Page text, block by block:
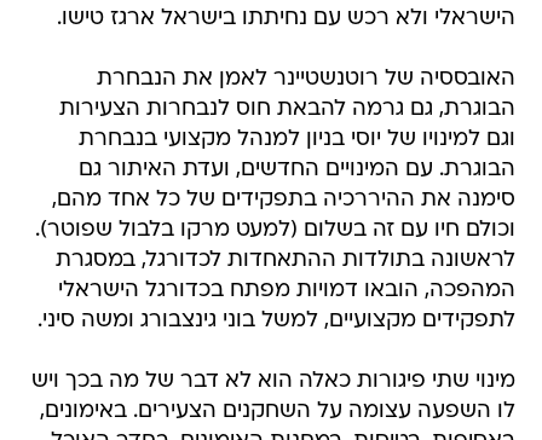
הישראלי ולא רכש עם נחיתתו בישראל ארגז טישו.
האובססיה של רוטנשטיינר לאמן את הנבחרת
הבוגרת, גם גרמה להבאת חוס לנבחרות הצעירות
וגם למינויו של יוסי בניון למנהל מקצועי בנבחרת
הבוגרת. עם המינויים החדשים, ועדת האיתור גם
סימנה את ההיררכיה בתפקידים של כל אחד מהם,
וכולם חיו עם זה בשלום (למעט מרקו בלבול שפוטר).
לראשונה בתולדות ההתאחדות לכדורגל, במסגרת
המהפכה, הובאו דמויות מפתח בכדורגל הישראלי
לתפקידים מקצועיים, למשל בוני גינצבורג ומשה סיני.
מינוי שתי פיגורות כאלה הוא לא דבר של מה בכך ויש
לו השפעה עצומה על השחקנים הצעירים. באימונים,